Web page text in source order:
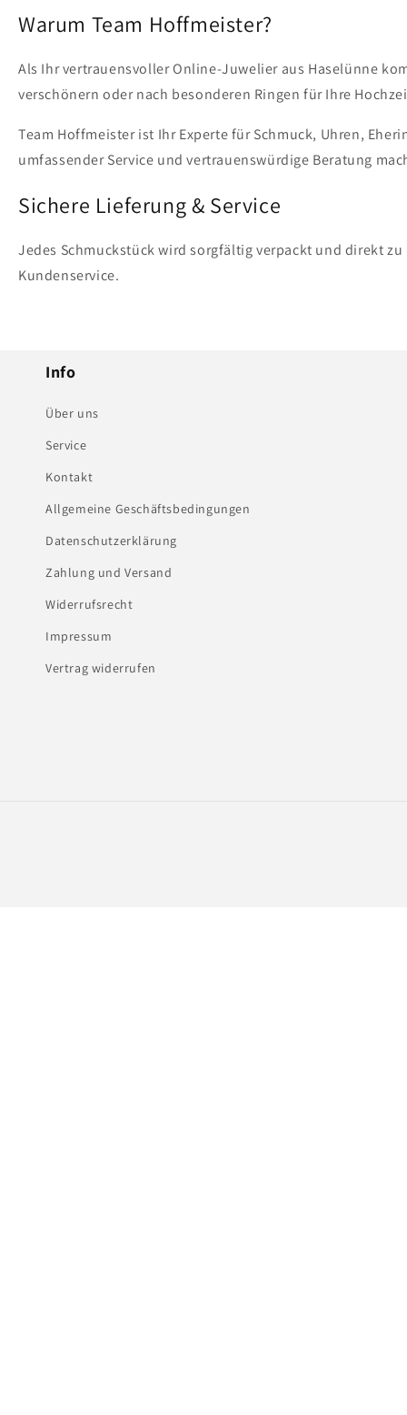
Warum Team Hoffmeister?
Als Ihr vertrauensvoller Online-Juwelier aus Haselünne
verschönern oder nach besonderen Ringen für Ihre
Team Hoffmeister ist Ihr Experte für Schmuck, Uhren,
umfassender Service und vertrauenswürdige Beratung
Sichere Lieferung & Service
Jedes Schmuckstück wird sorgfältig verpackt und direkt
Kundenservice.
Info
Über uns
Service
Kontakt
Allgemeine Geschäftsbedingungen
Datenschutzerklärung
Zahlung und Versand
Widerrufsrecht
Impressum
Vertrag widerrufen